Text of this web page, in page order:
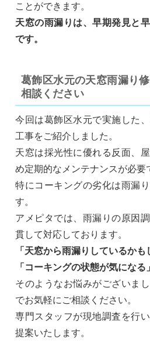
ことができます。
天窓の雨漏りは、早期発見と
です。
葛飾区水元の天窓雨漏り
相談ください
今回は葛飾区水元で実施した
工事をご紹介しました。
天窓は採光性に優れる反面、
め定期的なメンテナンスが必要
特にコーキングの劣化は雨漏
す。
アメピタでは、雨漏りの原因
貫して対応しております。
「天窓から雨漏りしているかも
「コーキングの状態が気になる」
そのようなお悩みがございま
でお気軽にご相談ください。
専門スタッフが現地調査を行
提案いたします。